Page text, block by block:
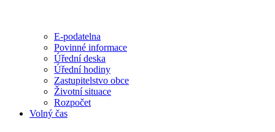
E-podatelna
Povinné informace
Úřední deska
Úřední hodiny
Zastupitelstvo obce
Životní situace
Rozpočet
Volný čas